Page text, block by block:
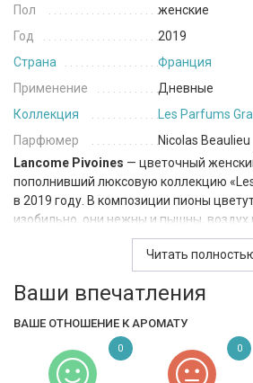
Пол
женские
Год
2019
Страна
Франция
Применение
Дневные
Коллекция
Les Parfums
Парфюмер
Nicolas Beaulieu
Lancome Pivoines — цветочный
пополнивший люксовую коллекцию
в 2019 году. В композиции пионы
изобильно, они нежны и пышны, воздух
настаивается на тонком аромате.
шиповника ярче и разносится дальше.
шиповник еще останется… Но в то
начала лета, которое парфюмеру
Читать
Ваши впечатления
ВАШЕ ОТНОШЕНИЕ К АРОМАТУ
0 0